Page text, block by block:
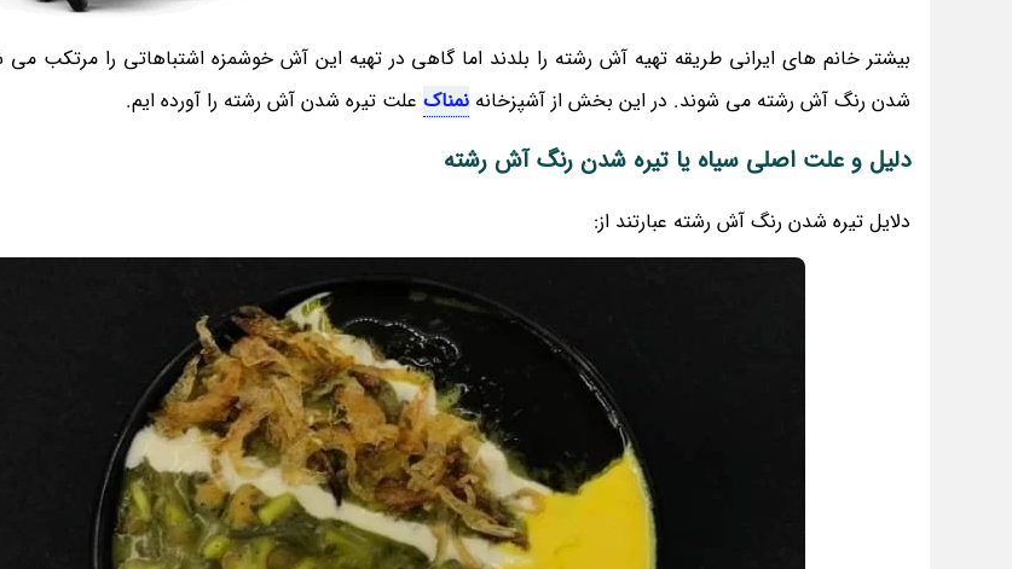
بیشتر خانم های ایرانی طریقه تهیه آش رشته را بلدند اما گاهی در تهیه این آش خوشمزه اشتباهاتی را مرتکب
شدن رنگ آش رشته می شوند. در این بخش از آشپزخانه نمناک علت تیره شدن آش رشته را آورده ایم.
دلیل و علت اصلی سیاه یا تیره شدن رنگ آش رشته
دلایل تیره شدن رنگ آش رشته عبارتند از: